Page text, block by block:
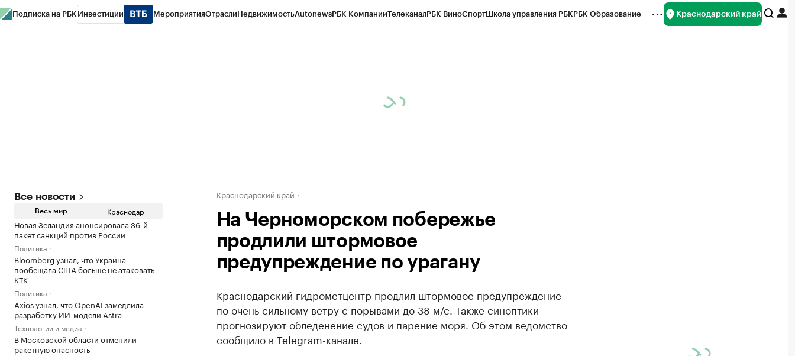
Подписка на РБК Инвестиции МероприятияОтраслиНедвижимостьAutonewsРБК КомпанииТелеканалРБК ВиноСпортШкола управления РБКРБК Образование Краснодарский край
Все новости
Весь мир Краснодар
Новая Зеландия анонсировала 36-й
пакет санкций против России
Политика
Bloomberg узнал, что Украина
пообещала США больше не атаковать
КТК
Политика
Axios узнал, что OpenAI замедлила
разработку ИИ-модели Astra
Технологии и медиа
В Московской области отменили
ракетную опасность
Краснодарский край
На Черноморском побережье
продлили штормовое
предупреждение по урагану
Краснодарский гидрометцентр продлил штормовое предупреждение
по очень сильному ветру с порывами до 38 м/с. Также синоптики
прогнозируют обледенение судов и парение моря. Об этом ведомство
сообщило в Telegram-канале.